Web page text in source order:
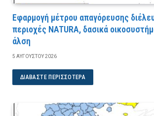
Εφαρμογή μέτρου απαγόρευσης
περιοχές NATURA, δασικά
άλση
5 ΑΥΓΟΎΣΤΟΥ 2026
ΔΙΑΒΆΣΤΕ ΠΕΡΙΣΣΌΤΕΡΑ